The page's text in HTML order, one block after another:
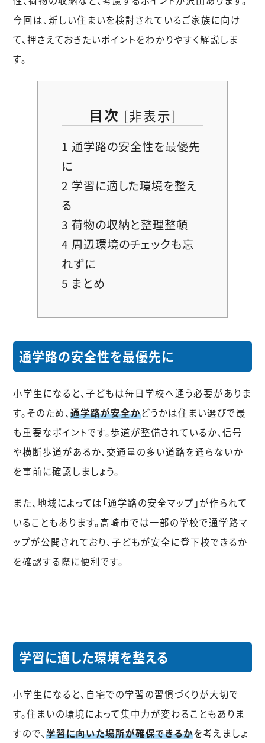
今回は、新しい住まいを検討されているご家族に向け
て、押さえておきたいポイントをわかりやすく解説しま
す。
目次 [非表示]
1 通学路の安全性を最優先
に
2 学習に適した環境を整え
る
3 荷物の収納と整理整頓
4 周辺環境のチェックも忘
れずに
5 まとめ
通学路の安全性を最優先に
小学生になると、子どもは毎日学校へ通う必要がありま
す。そのため、通学路が安全かどうかは住まい選びで最
も重要なポイントです。歩道が整備されているか、信号
や横断歩道があるか、交通量の多い道路を通らないか
を事前に確認しましょう。
また、地域によっては「通学路の安全マップ」が作られて
いることもあります。高崎市では一部の学校で通学路マ
ップが公開されており、子どもが安全に登下校できるか
を確認する際に便利です。
学習に適した環境を整える
小学生になると、自宅での学習の習慣づくりが大切で
す。住まいの環境によって集中力が変わることもありま
すので、学習に向いた場所が確保できるかを考えましょ